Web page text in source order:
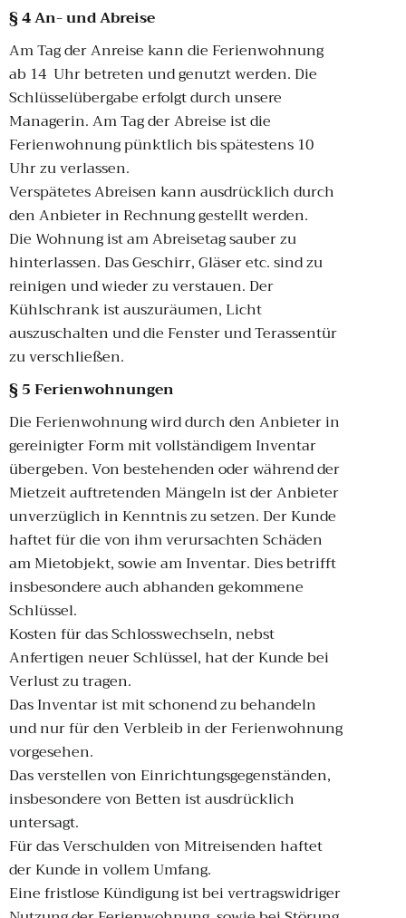
§ 4 An- und Abreise
Am Tag der Anreise kann die Ferienwohnung
ab 14 Uhr betreten und genutzt werden. Die
Schlüsselübergabe erfolgt durch unsere
Managerin. Am Tag der Abreise ist die
Ferienwohnung pünktlich bis spätestens 10
Uhr zu verlassen.
Verspätetes Abreisen kann ausdrücklich durch
den Anbieter in Rechnung gestellt werden.
Die Wohnung ist am Abreisetag sauber zu
hinterlassen. Das Geschirr, Gläser etc. sind zu
reinigen und wieder zu verstauen. Der
Kühlschrank ist auszuräumen, Licht
auszuschalten und die Fenster und Terassentür
zu verschließen.
§ 5 Ferienwohnungen
Die Ferienwohnung wird durch den Anbieter in
gereinigter Form mit vollständigem Inventar
übergeben. Von bestehenden oder während der
Mietzeit auftretenden Mängeln ist der Anbieter
unverzüglich in Kenntnis zu setzen. Der Kunde
haftet für die von ihm verursachten Schäden
am Mietobjekt, sowie am Inventar. Dies betrifft
insbesondere auch abhanden gekommene
Schlüssel.
Kosten für das Schlosswechseln, nebst
Anfertigen neuer Schlüssel, hat der Kunde bei
Verlust zu tragen.
Das Inventar ist mit schonend zu behandeln
und nur für den Verbleib in der Ferienwohnung
vorgesehen.
Das verstellen von Einrichtungsgegenständen,
insbesondere von Betten ist ausdrücklich
untersagt.
Für das Verschulden von Mitreisenden haftet
der Kunde in vollem Umfang.
Eine fristlose Kündigung ist bei vertragswidriger